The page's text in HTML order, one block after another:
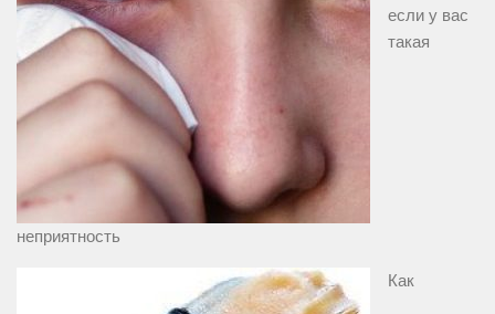
если у вас
такая
неприятность
Как